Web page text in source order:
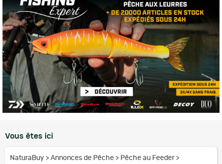
Vous êtes ici
NaturaBuy > Annonces de Pêche > Pêche au Feeder >